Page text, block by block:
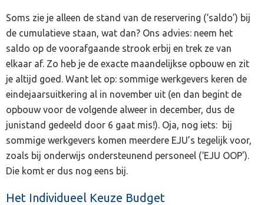
Soms zie je alleen de stand van de reservering (‘saldo’) bij
de cumulatieve staan, wat dan? Ons advies: neem het
saldo op de voorafgaande strook erbij en trek ze van
elkaar af. Zo heb je de exacte maandelijkse opbouw en zit
je altijd goed. Want let op: sommige werkgevers keren de
eindejaarsuitkering al in november uit (en dan begint de
opbouw voor de volgende alweer in december, dus de
junistand gedeeld door 6 gaat mis!). Oja, nog iets: bij
sommige werkgevers komen meerdere EJU’s tegelijk voor,
zoals bij onderwijs ondersteunend personeel (‘EJU OOP’).
Die komt er dus nog eens bij.
Het Individueel Keuze Budget